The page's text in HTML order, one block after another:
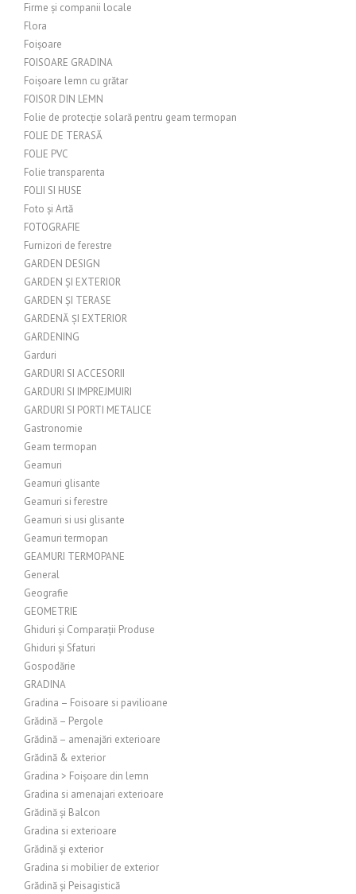
Firme și companii locale
Flora
Foișoare
FOISOARE GRADINA
Foișoare lemn cu grătar
FOISOR DIN LEMN
Folie de protecție solară pentru geam termopan
FOLIE DE TERASĂ
FOLIE PVC
Folie transparenta
FOLII SI HUSE
Foto și Artă
FOTOGRAFIE
Furnizori de ferestre
GARDEN DESIGN
GARDEN ȘI EXTERIOR
GARDEN ȘI TERASE
GARDENĂ ȘI EXTERIOR
GARDENING
Garduri
GARDURI SI ACCESORII
GARDURI SI IMPREJMUIRI
GARDURI SI PORTI METALICE
Gastronomie
Geam termopan
Geamuri
Geamuri glisante
Geamuri si ferestre
Geamuri si usi glisante
Geamuri termopan
GEAMURI TERMOPANE
General
Geografie
GEOMETRIE
Ghiduri și Comparații Produse
Ghiduri și Sfaturi
Gospodărie
GRADINA
Gradina – Foisoare si pavilioane
Grădină – Pergole
Grădină – amenajări exterioare
Grădină & exterior
Gradina > Foișoare din lemn
Gradina si amenajari exterioare
Grădină și Balcon
Gradina si exterioare
Grădină și exterior
Gradina si mobilier de exterior
Grădină și Peisagistică